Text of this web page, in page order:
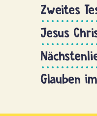
Zweites
Jesus
Glauben